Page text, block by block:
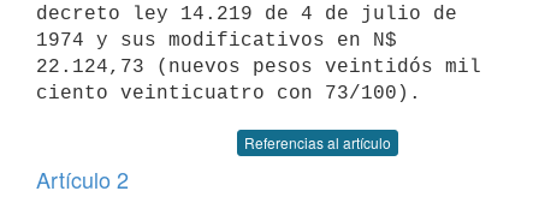
decreto ley 14.219 de 4 de julio de
1974 y sus modificativos en N$
22.124,73 (nuevos pesos veintidós mil
Referencias al artículo
Artículo 2